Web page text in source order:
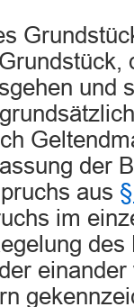
und
der
aus
im